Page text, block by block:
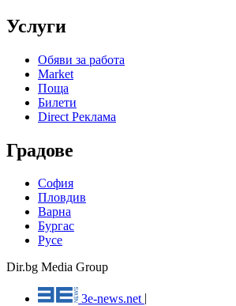
Услуги
Обяви за работа
Market
Поща
Билети
Direct Реклама
Градове
София
Пловдив
Варна
Бургас
Русе
Dir.bg Media Group
3e-news.net